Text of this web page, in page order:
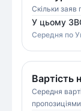
Скільки
У цьому
Середня по
Вартість
Середня
пропозиціями